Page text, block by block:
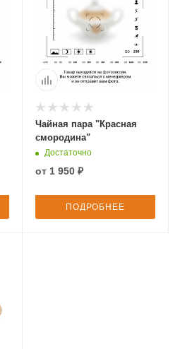
Чайная пара "Красная
смородина"
Достаточно
от 1 950 ₽
ПОДРОБНЕЕ